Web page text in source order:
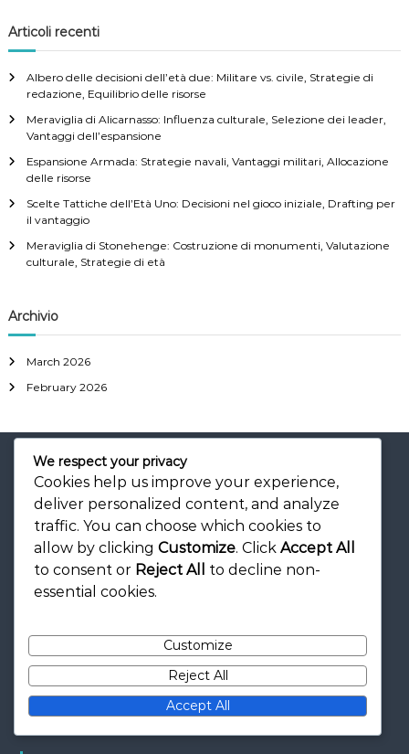
Articoli recenti
Albero delle decisioni dell’età due: Militare vs. civile, Strategie di
redazione, Equilibrio delle risorse
Meraviglia di Alicarnasso: Influenza culturale, Selezione dei leader,
Vantaggi dell’espansione
Espansione Armada: Strategie navali, Vantaggi militari, Allocazione
delle risorse
Scelte Tattiche dell’Età Uno: Decisioni nel gioco iniziale, Drafting per
il vantaggio
Meraviglia di Stonehenge: Costruzione di monumenti, Valutazione
culturale, Strategie di età
Archivio
March 2026
February 2026
Note legali
Contattaci
Politica di protezione dei dati
We respect your privacy
Cookies help us improve your experience,
deliver personalized content, and analyze
traffic. You can choose which cookies to
allow by clicking Customize. Click Accept All
to consent or Reject All
to decline non-
essential cookies.
Customize
Reject All
Accept All